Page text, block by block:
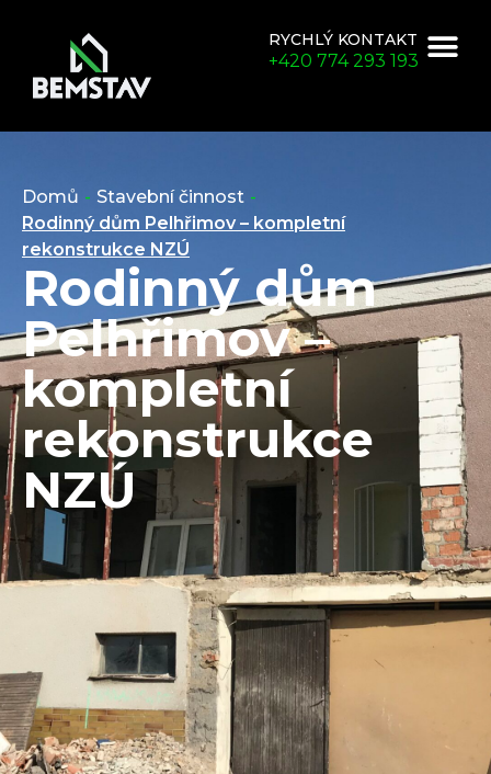
RYCHLÝ KONTAKT
+420 774 293 193
Domů - Stavební činnost -
Rodinný dům Pelhřimov – kompletní
rekonstrukce NZÚ
Rodinný dům
Pelhřimov –
kompletní
rekonstrukce
NZÚ